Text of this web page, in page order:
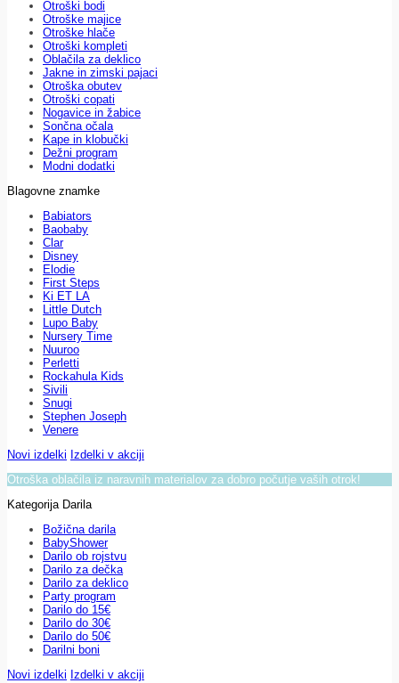
Otroški bodi
Otroške majice
Otroške hlače
Otroški kompleti
Oblačila za deklico
Jakne in zimski pajaci
Otroška obutev
Otroški copati
Nogavice in žabice
Sončna očala
Kape in klobučki
Dežni program
Modni dodatki
Blagovne znamke
Babiators
Baobaby
Clar
Disney
Elodie
First Steps
Ki ET LA
Little Dutch
Lupo Baby
Nursery Time
Nuuroo
Perletti
Rockahula Kids
Sivili
Snugi
Stephen Joseph
Venere
Novi izdelki Izdelki v akciji
Otroška oblačila iz naravnih materialov za dobro počutje vaših otrok!
Kategorija Darila
Božična darila
BabyShower
Darilo ob rojstvu
Darilo za dečka
Darilo za deklico
Party program
Darilo do 15€
Darilo do 30€
Darilo do 50€
Darilni boni
Novi izdelki Izdelki v akciji